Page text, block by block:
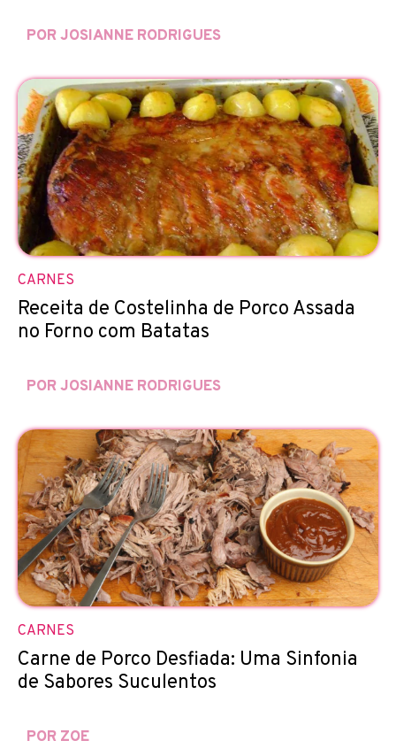
POR JOSIANNE RODRIGUES
CARNES
Receita de Costelinha de Porco Assada
no Forno com Batatas
POR JOSIANNE RODRIGUES
CARNES
Carne de Porco Desfiada: Uma Sinfonia
de Sabores Suculentos
POR ZOE